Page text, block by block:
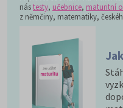
nástesty, učebnice, maturitní
z němčiny, matematiky,